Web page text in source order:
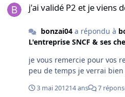
j'ai validé P2 et je viens
bonzai04a répondu à
L'entreprise SNCF & ses
je vous remercie pour vos
peu de temps je verrai bien
3 mai 201214 ans 7